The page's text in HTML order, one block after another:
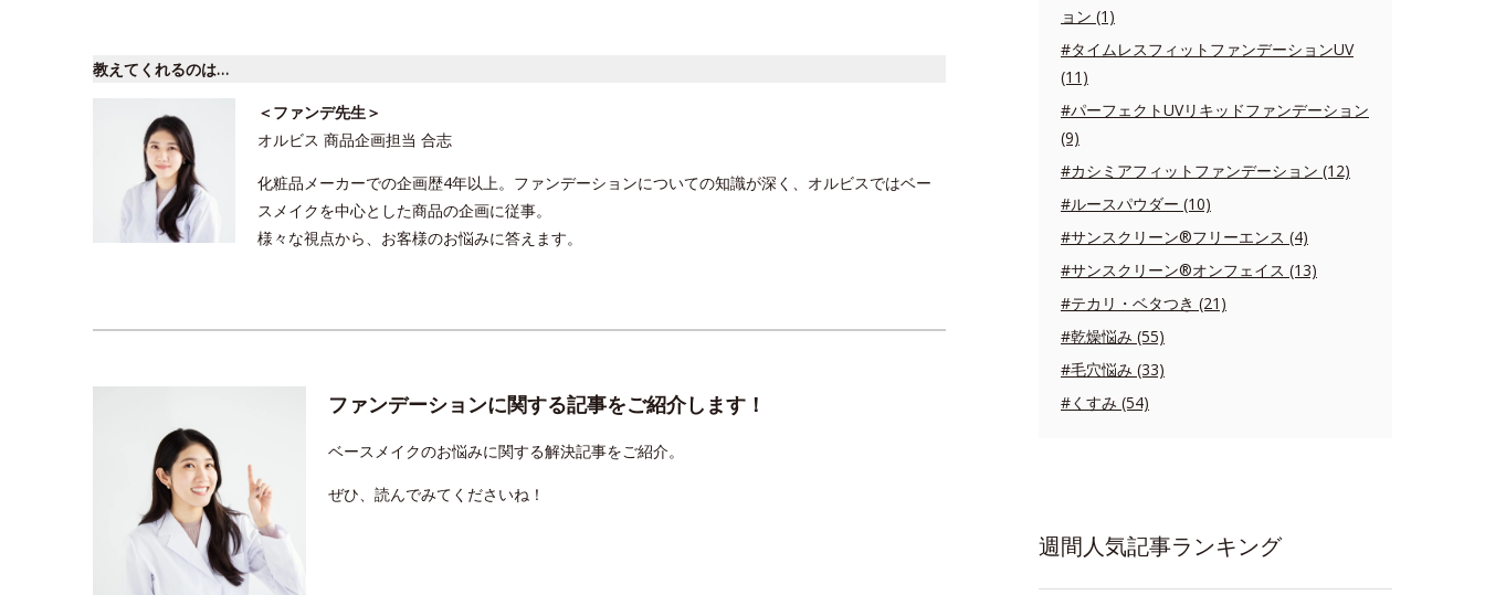
教えてくれるのは…
＜ファンデ先生＞
オルビス 商品企画担当 合志
化粧品メーカーでの企画歴4年以上。ファンデーションについての知識が深く、オルビスではベー
スメイクを中心とした商品の企画に従事。
様々な視点から、お客様のお悩みに答えます。
ファンデーションに関する記事をご紹介します！
ベースメイクのお悩みに関する解決記事をご紹介。
ぜひ、読んでみてくださいね！
ョン (1)
#タイムレスフィットファンデーションUV
(11)
#パーフェクトUVリキッドファンデーション
(9)
#カシミアフィットファンデーション (12)
#ルースパウダー (10)
#サンスクリーン®フリーエンス (4)
#サンスクリーン®オンフェイス (13)
#テカリ・ベタつき (21)
#乾燥悩み (55)
#毛穴悩み (33)
#くすみ (54)
週間人気記事ランキング